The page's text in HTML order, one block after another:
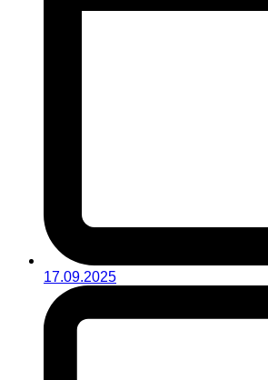
17.09.2025